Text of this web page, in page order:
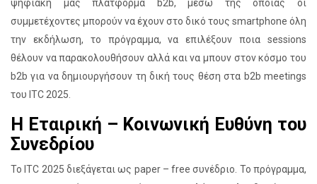
ψηφιακή μας πλατφόρμα b2b, μέσω της οποίας οι
συμμετέχοντες μπορούν να έχουν στο δικό τους smartphone όλη
την εκδήλωση, το πρόγραμμα, να επιλέξουν ποια sessions
θέλουν να παρακολουθήσουν αλλά και να μπουν στον κόσμο του
b2b για να δημιουργήσουν τη δική τους θέση στα b2b meetings
του ITC 2025.
Η Εταιρική – Κοινωνική Ευθύνη του
Συνεδρίου
Το ITC 2025 διεξάγεται ως paper – free συνέδριο. Το πρόγραμμα,